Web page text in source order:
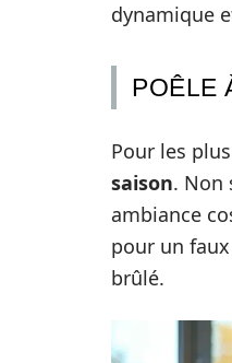
dynamique
POÊLE
Pour les
saison. Non
ambiance
pour un
brûlé.